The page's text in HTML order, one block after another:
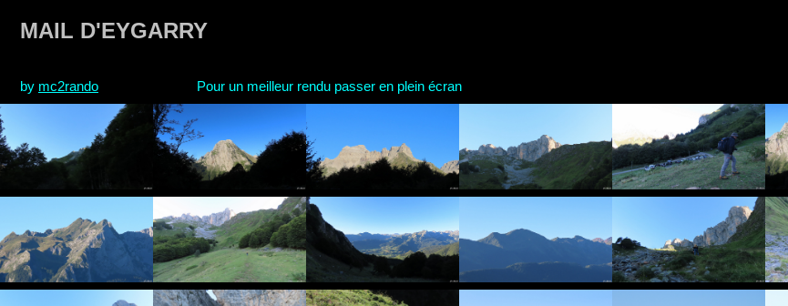
MAIL D'EYGARRY
by mc2rando Pour un meilleur rendu passer en plein écran